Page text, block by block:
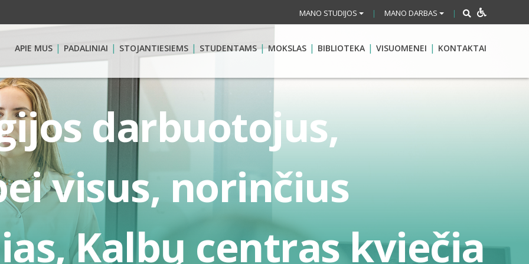
MANO STUDIJOS | MANO DARBAS |
APIE MUS PADALINIAI STOJANTIESIEMS STUDENTAMS MOKSLAS BIBLIOTEKA VISUOMENEI KONTAKTAI
darbuotojus,
visus, norinčius
Kalbų centras kviečia